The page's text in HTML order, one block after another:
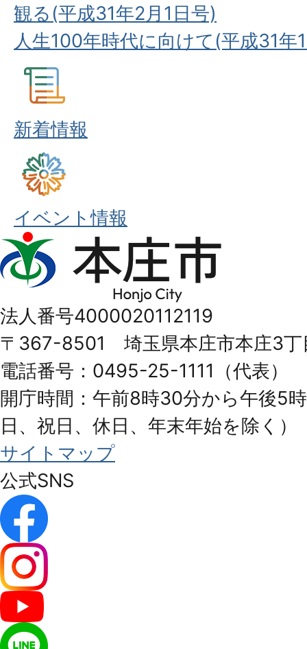
観る(平成31年2月1日号)
人生100年時代に向けて(平成31年
新着情報
イベント情報
本
庄
Honjo
City
法人番号4000020112119
〒367-8501 埼玉県本庄市本庄3丁
電話番号：0495-25-1111（代表）
開庁時間：午前8時30分から午後5
日、祝日、休日、年末年始を除く）
サイトマップ
公式SNS